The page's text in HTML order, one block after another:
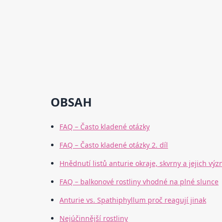
OBSAH
FAQ – Často kladené otázky
FAQ – Často kladené otázky 2. díl
Hnědnutí listů anturie okraje, skvrny a jejich
FAQ – balkonové rostliny vhodné na plné slunce
Anturie vs. Spathiphyllum proč reagují jinak
Nejúčinnější rostliny